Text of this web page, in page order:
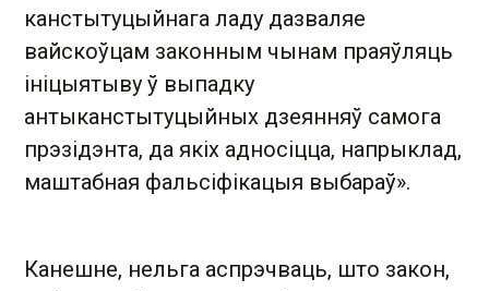
канстытуцыйнага ладу дазваляе
вайскоўцам законным чынам праяўляць
ініцыятыву ў выпадку
антыканстытуцыйных дзеянняў самога
прэзідэнта, да якіх адносіцца, напрыклад,
маштабная фальсіфікацыя выбараў».
Канешне, нельга аспрэчваць, што закон,